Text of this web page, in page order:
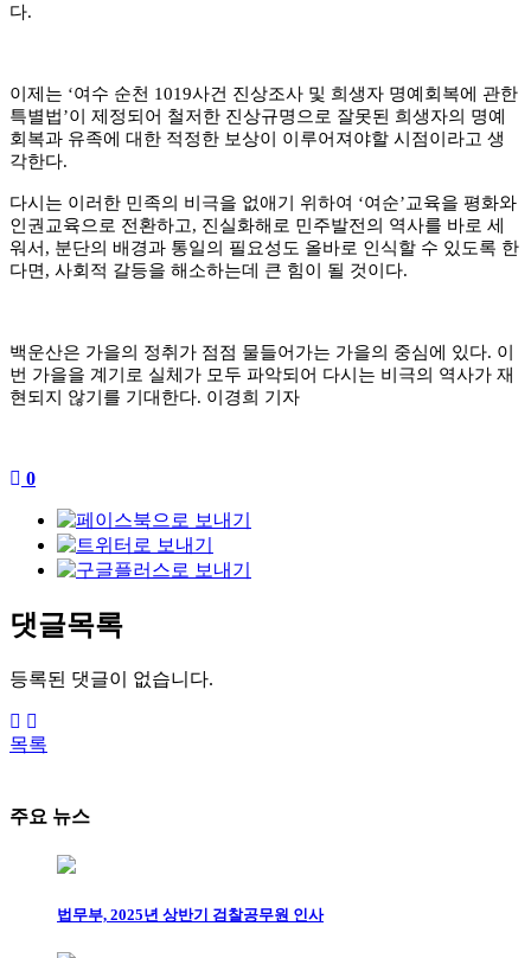
다.
이제는 ‘여수 순천 1019사건 진상조사 및 희생자 명예회복에 관한
특별법’이 제정되어 철저한 진상규명으로 잘못된 희생자의 명예
회복과 유족에 대한 적정한 보상이 이루어져야할 시점이라고 생
각한다.
다시는 이러한 민족의 비극을 없애기 위하여 ‘여순’교육을 평화와
인권교육으로 전환하고, 진실화해로 민주발전의 역사를 바로 세
워서, 분단의 배경과 통일의 필요성도 올바로 인식할 수 있도록 한
다면, 사회적 갈등을 해소하는데 큰 힘이 될 것이다.
백운산은 가을의 정취가 점점 물들어가는 가을의 중심에 있다. 이
번 가을을 계기로 실체가 모두 파악되어 다시는 비극의 역사가 재
현되지 않기를 기대한다. 이경희 기자
0
댓글목록
등록된 댓글이 없습니다.
목록
주요 뉴스
법무부, 2025년 상반기 검찰공무원 인사